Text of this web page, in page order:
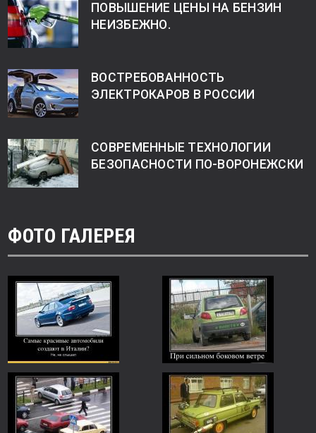
ПОВЫШЕНИЕ ЦЕНЫ НА БЕНЗИН
НЕИЗБЕЖНО.
ВОСТРЕБОВАННОСТЬ
ЭЛЕКТРОКАРОВ В РОССИИ
СОВРЕМЕННЫЕ ТЕХНОЛОГИИ
БЕЗОПАСНОСТИ ПО-ВОРОНЕЖСКИ
ФОТО ГАЛЕРЕЯ